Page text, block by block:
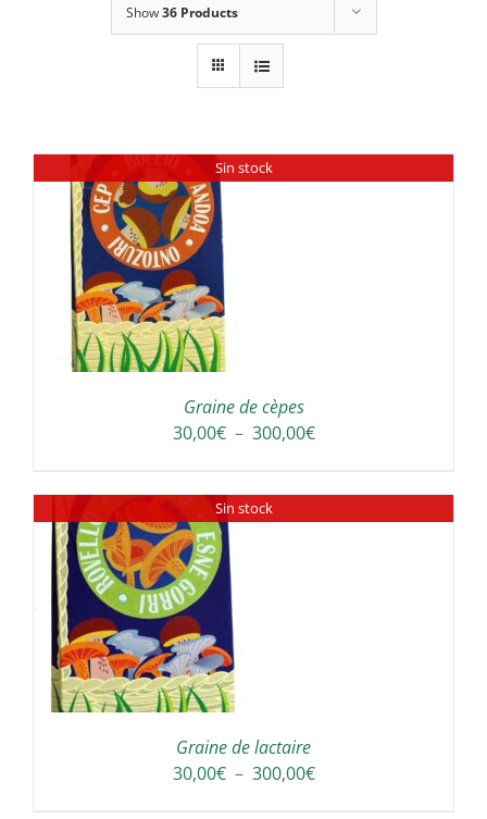
Show36 Products
Sin stock
Graine de cèpes
30,00€ – 300,00€Plage
Sin stock
Graine de lactaire
30,00€ – 300,00€Plage